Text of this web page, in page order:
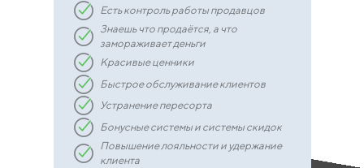
Есть контроль работы продавцов
Знаешь что продаётся, а что
замораживает деньги
Красивые ценники
Быстрое обслуживание клиентов
Устранение пересорта
Бонусные системы и системы скидок
Повышение лояльности и удержание
клиента